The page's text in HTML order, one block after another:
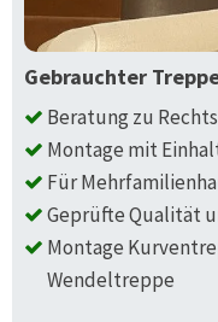
Gebrauchter
Beratung zu
Montage mit
Für
Geprüfte Qualität
Montage
Wendeltreppe